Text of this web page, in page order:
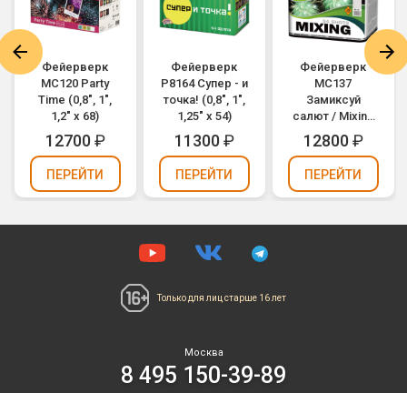
Фейерверк
MC120 Party
Time (0,8", 1",
1,2" х 68)
12700₽
ПЕРЕЙТИ
Фейерверк
Р8164 Супер - и
точка! (0,8", 1",
1,25" х 54)
11300₽
ПЕРЕЙТИ
Фейерверк
МС137
Замиксуй
салют / Mixing
(1,2" х 54)
12800₽
ПЕРЕЙТИ
Только для лиц старше 16 лет
Москва
8 495 150-39-89